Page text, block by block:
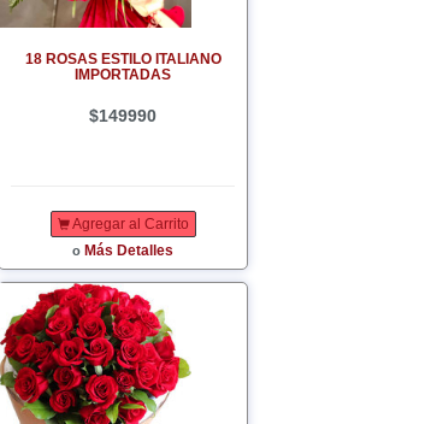
18 ROSAS ESTILO ITALIANO
IMPORTADAS
$149990
Agregar al Carrito
o Más Detalles